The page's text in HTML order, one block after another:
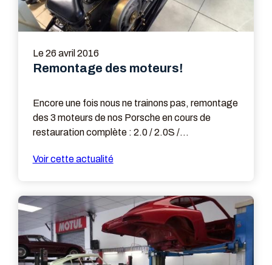
Le26 avril 2016
Remontage des moteurs!
Encore une fois nous ne trainons pas, remontage
des 3 moteurs de nos Porsche en cours de
restauration complète : 2.0 / 2.0S /
Voir cette actualité